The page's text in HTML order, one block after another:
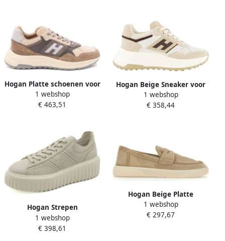
Hogan Platte schoenen voor
vrouwen
1 webshop
€ 463,51
Hogan Beige Sneaker voor
Dames
1 webshop
€ 358,44
Hogan Strepen
Damesschoenen Ss25
1 webshop
€ 398,61
Hogan Beige Platte
Schoenen voor Vrouwen
1 webshop
€ 297,67